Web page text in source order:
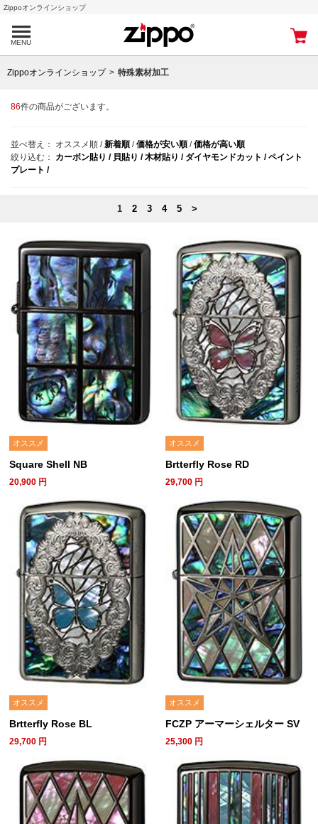
Zippoオンラインショップ
MENU
Zippoオンラインショップ 特殊素材加工
86件の商品がございます。
並べ替え： オススメ順 /新着順 /価格が安い順 /価格が高い順
絞り込む： カーボン貼り / 貝貼り / 木材貼り / ダイヤモンドカット / ペイント
プレート /
1 2 3 4 5 >
オススメ
Square Shell NB
20,900 円
オススメ
Brtterfly Rose RD
29,700 円
オススメ
Brtterfly Rose BL
29,700 円
オススメ
FCZP アーマーシェルター SV
25,300 円